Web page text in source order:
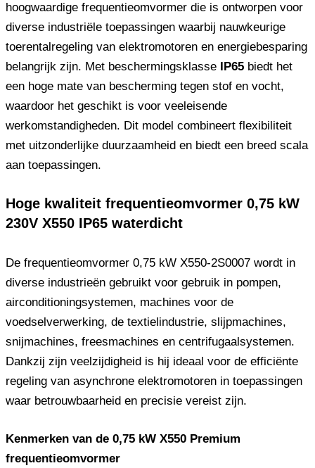
hoogwaardige frequentieomvormer die is ontworpen voor
diverse industriële toepassingen waarbij nauwkeurige
toerentalregeling van elektromotoren en energiebesparing
belangrijk zijn. Met beschermingsklasse IP65 biedt het
een hoge mate van bescherming tegen stof en vocht,
waardoor het geschikt is voor veeleisende
werkomstandigheden. Dit model combineert flexibiliteit
met uitzonderlijke duurzaamheid en biedt een breed scala
aan toepassingen.
Hoge kwaliteit frequentieomvormer 0,75 kW
230V X550 IP65 waterdicht
De frequentieomvormer 0,75 kW X550-2S0007 wordt in
diverse industrieën gebruikt voor gebruik in pompen,
airconditioningsystemen, machines voor de
voedselverwerking, de textielindustrie, slijpmachines,
snijmachines, freesmachines en centrifugaalsystemen.
Dankzij zijn veelzijdigheid is hij ideaal voor de efficiënte
regeling van asynchrone elektromotoren in toepassingen
waar betrouwbaarheid en precisie vereist zijn.
Kenmerken van de 0,75 kW X550 Premium
frequentieomvormer